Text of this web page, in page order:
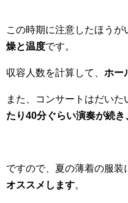
この時期に注意したほうが
燥と温度です。
収容人数を計算して、 ホー
また、コンサートはだいた
たり40分ぐらい演奏が続
ですので、夏の薄着の服装
オススメします。